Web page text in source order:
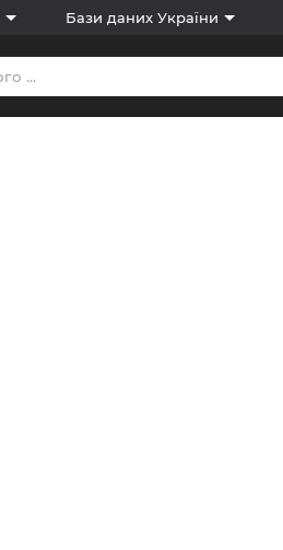
Бази даних України